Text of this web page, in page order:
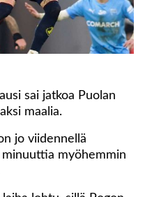
sai jatkoa Puolan
maalia.
jo viidennellä
myöhemmin